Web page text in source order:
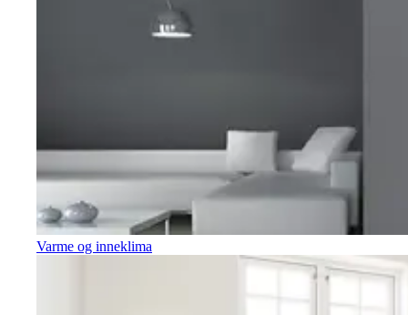
Varme og inneklima